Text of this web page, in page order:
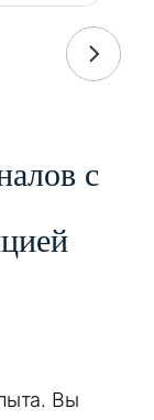
с
Вы